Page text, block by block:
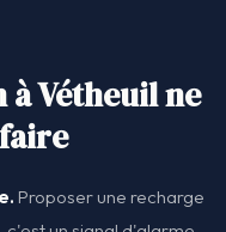
Vétheuil ne
Proposer une recharge